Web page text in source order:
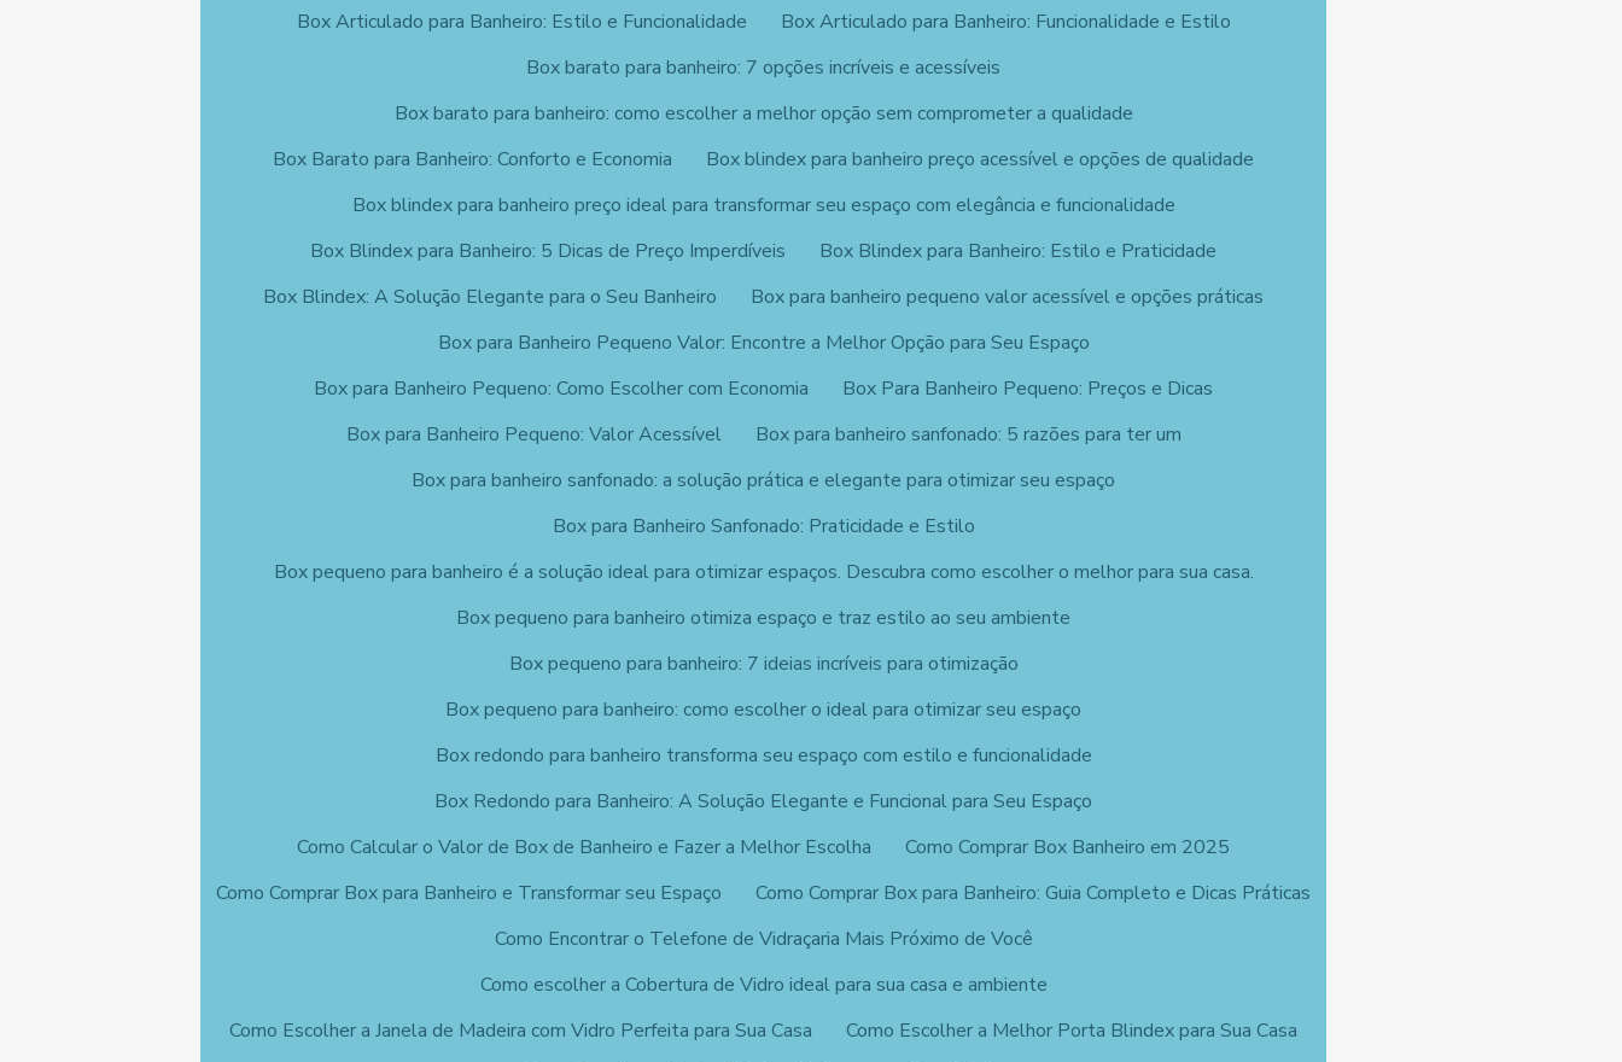
Box Articulado para Banheiro: Estilo e Funcionalidade
Box Articulado para Banheiro: Funcionalidade e Estilo
Box barato para banheiro: 7 opções incríveis e acessíveis
Box barato para banheiro: como escolher a melhor opção sem comprometer a qualidade
Box Barato para Banheiro: Conforto e Economia
Box blindex para banheiro preço acessível e opções de qualidade
Box blindex para banheiro preço ideal para transformar seu espaço com elegância e funcionalidade
Box Blindex para Banheiro: 5 Dicas de Preço Imperdíveis
Box Blindex para Banheiro: Estilo e Praticidade
Box Blindex: A Solução Elegante para o Seu Banheiro
Box para banheiro pequeno valor acessível e opções práticas
Box para Banheiro Pequeno Valor: Encontre a Melhor Opção para Seu Espaço
Box para Banheiro Pequeno: Como Escolher com Economia
Box Para Banheiro Pequeno: Preços e Dicas
Box para Banheiro Pequeno: Valor Acessível
Box para banheiro sanfonado: 5 razões para ter um
Box para banheiro sanfonado: a solução prática e elegante para otimizar seu espaço
Box para Banheiro Sanfonado: Praticidade e Estilo
Box pequeno para banheiro é a solução ideal para otimizar espaços. Descubra como escolher o melhor para sua casa.
Box pequeno para banheiro otimiza espaço e traz estilo ao seu ambiente
Box pequeno para banheiro: 7 ideias incríveis para otimização
Box pequeno para banheiro: como escolher o ideal para otimizar seu espaço
Box redondo para banheiro transforma seu espaço com estilo e funcionalidade
Box Redondo para Banheiro: A Solução Elegante e Funcional para Seu Espaço
Como Calcular o Valor de Box de Banheiro e Fazer a Melhor Escolha
Como Comprar Box Banheiro em 2025
Como Comprar Box para Banheiro e Transformar seu Espaço
Como Comprar Box para Banheiro: Guia Completo e Dicas Práticas
Como Encontrar o Telefone de Vidraçaria Mais Próximo de Você
Como escolher a Cobertura de Vidro ideal para sua casa e ambiente
Como Escolher a Janela de Madeira com Vidro Perfeita para Sua Casa
Como Escolher a Melhor Porta Blindex para Sua Casa